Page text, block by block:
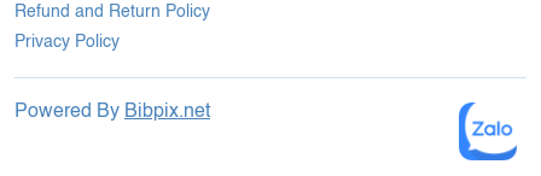
Refund and Return Policy
Privacy Policy
Powered By Bibpix.net